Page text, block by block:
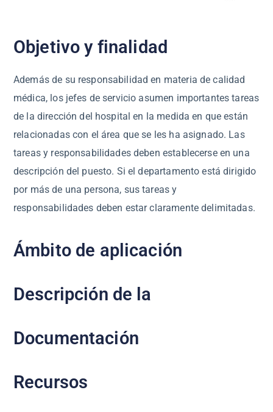
Objetivo y finalidad
Además de su responsabilidad en materia de calidad
médica, los jefes de servicio asumen importantes tareas
de la dirección del hospital en la medida en que están
relacionadas con el área que se les ha asignado. Las
tareas y responsabilidades deben establecerse en una
descripción del puesto. Si el departamento está dirigido
por más de una persona, sus tareas y
responsabilidades deben estar claramente delimitadas.
Ámbito de aplicación
Descripción de la
Documentación
Recursos